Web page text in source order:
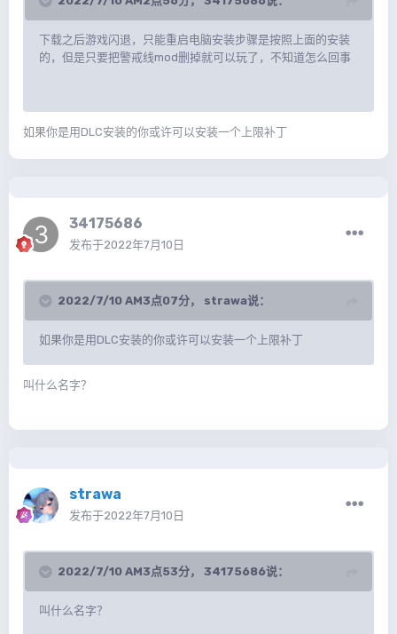
下载之后游戏闪退，只能重启电脑安装步骤是按照上面的安装
的，但是只要把警戒线mod删掉就可以玩了，不知道怎么回事
如果你是用DLC安装的你或许可以安装一个上限补丁
34175686
发布于2022年7月10日
2022/7/10 AM3点07分， strawa说：
如果你是用DLC安装的你或许可以安装一个上限补丁
叫什么名字？
strawa
发布于2022年7月10日
2022/7/10 AM3点53分， 34175686说：
叫什么名字？